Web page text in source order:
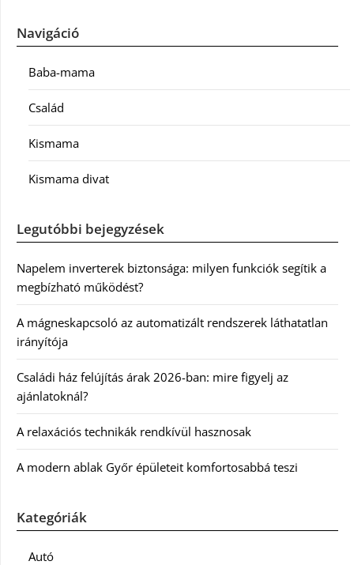
Navigáció
Baba-mama
Család
Kismama
Kismama divat
Legutóbbi bejegyzések
Napelem inverterek biztonsága: milyen funkciók segítik a
megbízható működést?
A mágneskapcsoló az automatizált rendszerek láthatatlan
irányítója
Családi ház felújítás árak 2026-ban: mire figyelj az
ajánlatoknál?
A relaxációs technikák rendkívül hasznosak
A modern ablak Győr épületeit komfortosabbá teszi
Kategóriák
Autó